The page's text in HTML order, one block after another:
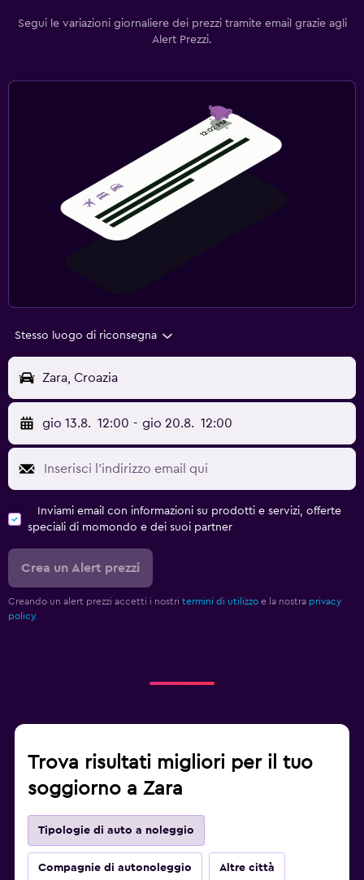
Segui le variazioni giornaliere dei prezzi tramite email grazie agli
Alert Prezzi.
Stesso luogo di riconsegna
Zara, Croazia
gio 13.8. 12:00 - gio 20.8. 12:00
Inviami email con informazioni su prodotti e servizi, offerte
speciali di momondo e dei suoi partner
Crea un Alert prezzi
Creando un alert prezzi accetti i nostri termini di utilizzo e la nostra privacy
policy.
Trova risultati migliori per il tuo
soggiorno a Zara
Tipologie di auto a noleggio
Compagnie di autonoleggio Altre città